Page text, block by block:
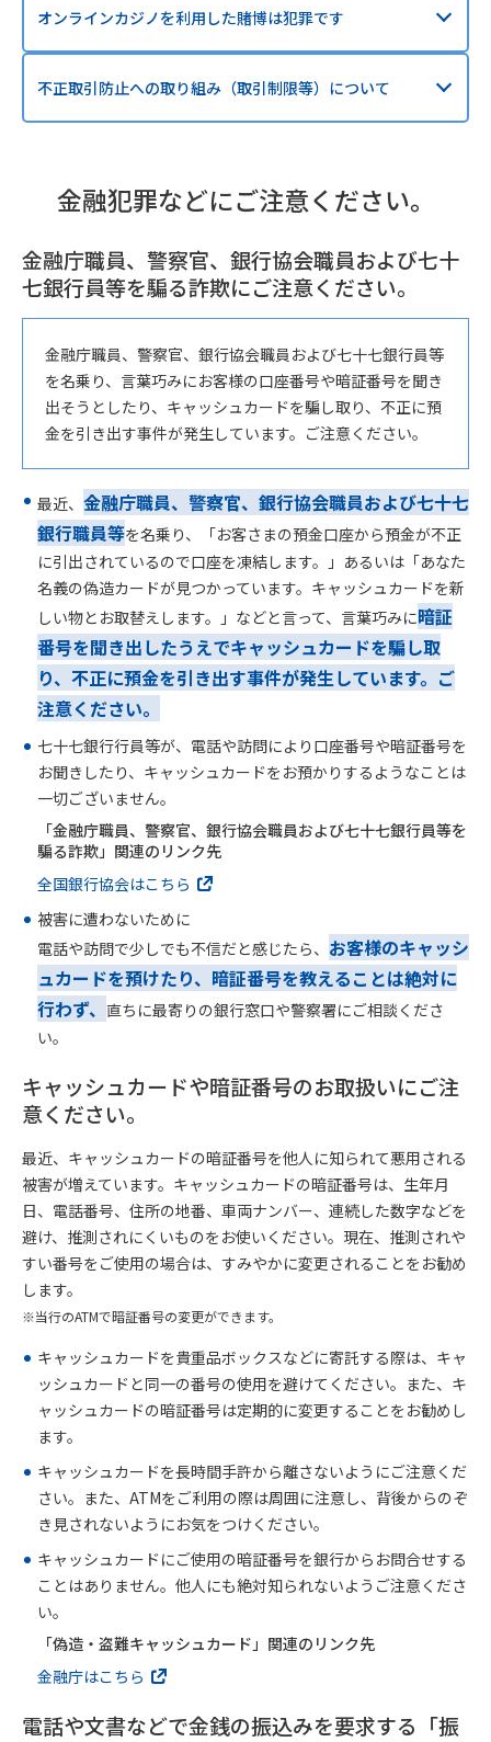
オンラインカジノを利用した賭博は犯罪です
不正取引防止への取り組み（取引制限等）について
金融犯罪などにご注意ください。
金融庁職員、警察官、銀行協会職員および七十
七銀行員等を騙る詐欺にご注意ください。
金融庁職員、警察官、銀行協会職員および七十七銀行員等
を名乗り、言葉巧みにお客様の口座番号や暗証番号を聞き
出そうとしたり、キャッシュカードを騙し取り、不正に預
金を引き出す事件が発生しています。ご注意ください。
最近、 金融庁職員、警察官、銀行協会職員および七十七
銀行職員等を名乗り、「お客さまの預金口座から預金が不正
に引出されているので口座を凍結します。」あるいは「あなた
名義の偽造カードが見つかっています。キャッシュカードを新
しい物とお取替えします。」などと言って、言葉巧みに暗証
番号を聞き出したうえでキャッシュカードを騙し取
り、不正に預金を引き出す事件が発生しています。ご
注意ください。
七十七銀行行員等が、電話や訪問により口座番号や暗証番号を
お聞きしたり、キャッシュカードをお預かりするようなことは
一切ございません。
「金融庁職員、警察官、銀行協会職員および七十七銀行員等を
騙る詐欺」関連のリンク先
全国銀行協会はこちら
被害に遭わないために
電話や訪問で少しでも不信だと感じたら、 お客様のキャッシ
ュカードを預けたり、暗証番号を教えることは絶対に
行わず、 直ちに最寄りの銀行窓口や警察署にご相談くださ
い。
キャッシュカードや暗証番号のお取扱いにご注
意ください。
最近、キャッシュカードの暗証番号を他人に知られて悪用される
被害が増えています。キャッシュカードの暗証番号は、生年月
日、電話番号、住所の地番、車両ナンバー、連続した数字などを
避け、推測されにくいものをお使いください。現在、推測されや
すい番号をご使用の場合は、すみやかに変更されることをお勧め
します。
当行のATMで暗証番号の変更ができます。
キャッシュカードを貴重品ボックスなどに寄託する際は、キャ
ッシュカードと同一の番号の使用を避けてください。また、キ
ャッシュカードの暗証番号は定期的に変更することをお勧めし
ます。
キャッシュカードを長時間手許から離さないようにご注意くだ
さい。また、ATMをご利用の際は周囲に注意し、背後からのぞ
き見されないようにお気をつけください。
キャッシュカードにご使用の暗証番号を銀行からお問合せする
ことはありません。他人にも絶対知られないようご注意くださ
い。
「偽造・盗難キャッシュカード」関連のリンク先
金融庁はこちら
電話や文書などで金銭の振込みを要求する「振